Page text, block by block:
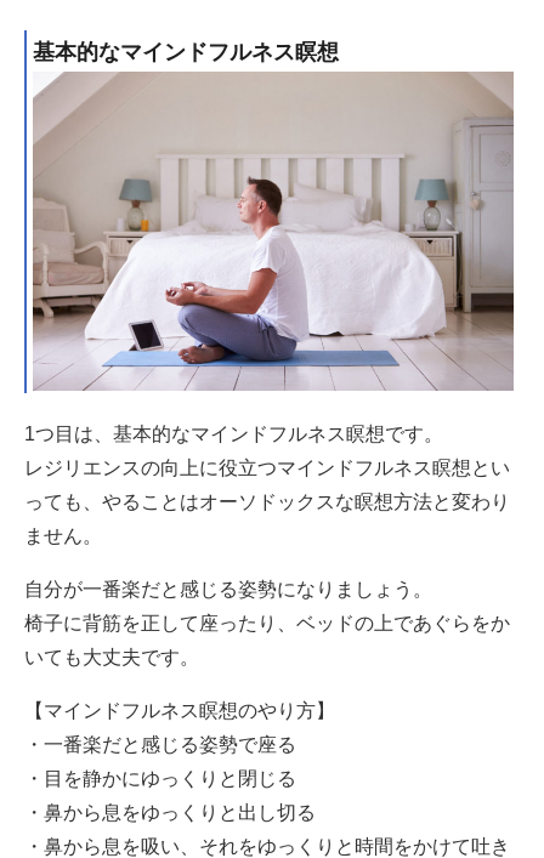
基本的なマインドフルネス瞑想
1つ目は、基本的なマインドフルネス瞑想です。
レジリエンスの向上に役立つマインドフルネス瞑想とい
っても、やることはオーソドックスな瞑想方法と変わり
ません。
自分が一番楽だと感じる姿勢になりましょう。
椅子に背筋を正して座ったり、ベッドの上であぐらをか
いても大丈夫です。
【マインドフルネス瞑想のやり方】
・一番楽だと感じる姿勢で座る
・目を静かにゆっくりと閉じる
・鼻から息をゆっくりと出し切る
・鼻から息を吸い、それをゆっくりと時間をかけて吐き